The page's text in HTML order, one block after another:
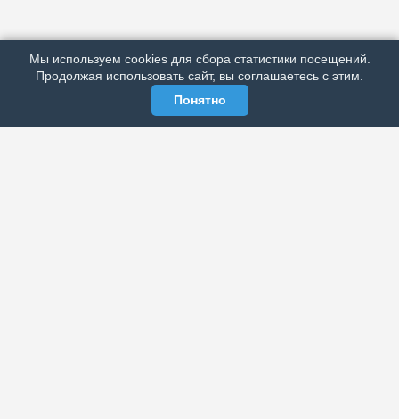
РЕКЛАМА У НАС
МЫ В СОЦСЕТЯХ
Мы используем cookies для сбора статистики посещений.
Продолжая использовать сайт, вы соглашаетесь с этим.
Понятно